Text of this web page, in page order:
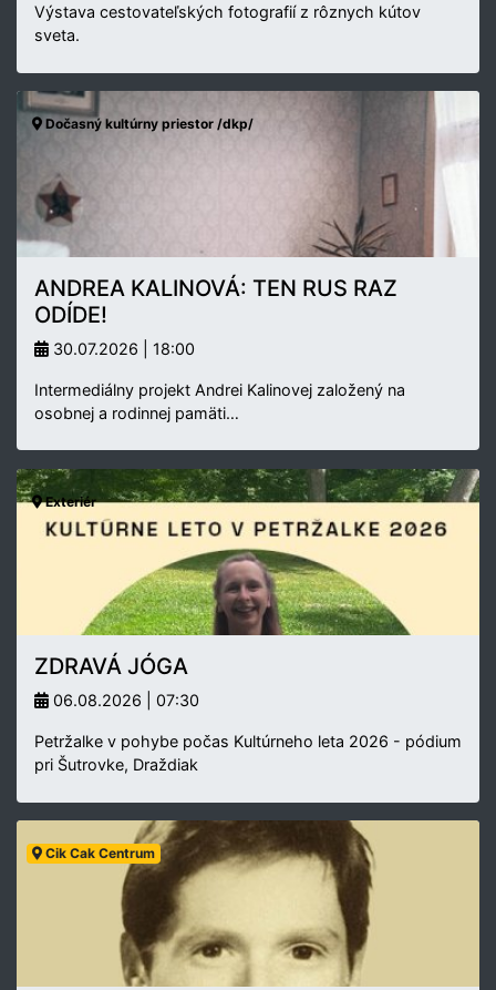
Výstava cestovateľských fotografií z rôznych kútov
sveta.
Dočasný kultúrny priestor /dkp/
ANDREA KALINOVÁ: TEN RUS RAZ
ODÍDE!
30.07.2026 | 18:00
Intermediálny projekt Andrei Kalinovej založený na
osobnej a rodinnej pamäti…
Exteriér
ZDRAVÁ JÓGA
06.08.2026 | 07:30
Petržalke v pohybe počas Kultúrneho leta 2026 - pódium
pri Šutrovke, Draždiak
Cik Cak Centrum